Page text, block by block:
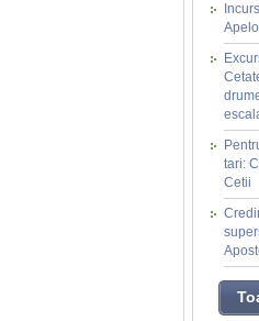
tari:
Cetii